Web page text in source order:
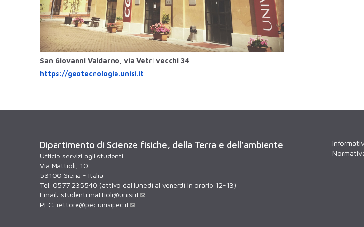
San Giovanni Valdarno, via Vetri vecchi 34
https://geotecnologie.unisi.it
Dipartimento di Scienze fisiche, della Terra e dell’ambiente
Ufficio servizi agli studenti
Via Mattioli, 10
53100 Siena - Italia
Tel. 0577 235540 (attivo dal lunedì al venerdì in orario 12-13)
Email: studenti.mattioli@unisi.it
PEC: rettore@pec.unisipec.it